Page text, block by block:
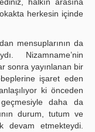
herkesin içinde
mensuplarının da
Nizamname’nin
sonra yayınlanan bir
işaret eden
ki önceden
daha da
durum, tutum ve
devam etmekteydi.